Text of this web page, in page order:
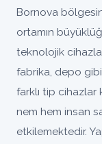
Bornova
ortamın
teknolojik
fabrika, depo
farklı tip cihazlar
nem hem insan
etkilemektedir.